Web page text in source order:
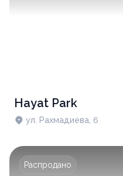
Hayat Park
ул. Рахмадиева, 6
Распродано